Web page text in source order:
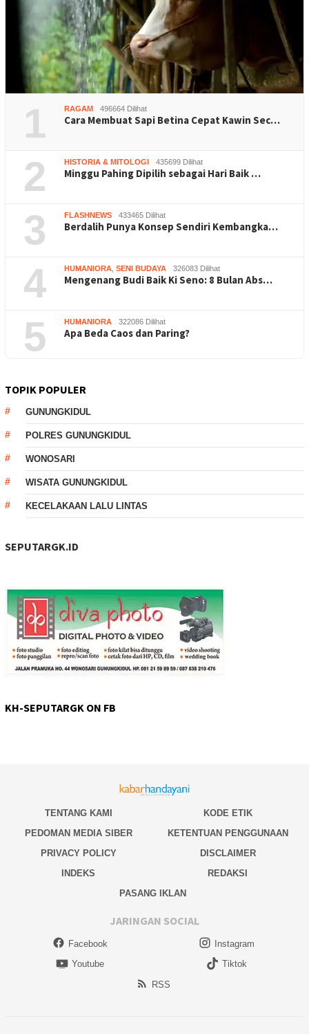
1 RAGAM 496664 Dilihat
Cara Membuat Sapi Betina Cepat Kawin Sec…
2 HISTORIA & MITOLOGI 435699 Dilihat
Minggu Pahing Dipilih sebagai Hari Baik …
3 FLASHNEWS 433465 Dilihat
Berdalih Punya Konsep Sendiri Kembangka…
4 HUMANIORA SENI BUDAYA 326083 Dilihat
Mengenang Budi Baik Ki Seno: 8 Bulan Abs…
5 HUMANIORA 322086 Dilihat
Apa Beda Caos dan Paring?
TOPIK POPULER
GUNUNGKIDUL
POLRES GUNUNGKIDUL
WONOSARI
WISATA GUNUNGKIDUL
KECELAKAAN LALU LINTAS
SEPUTARGK.ID
KH-SEPUTARGK ON FB
TENTANG KAMI
KODE ETIK
PEDOMAN MEDIA SIBER
KETENTUAN PENGGUNAAN
PRIVACY POLICY
DISCLAIMER
INDEKS
REDAKSI
PASANG IKLAN
JARINGAN SOCIAL
Facebook
Instagram
Youtube
Tiktok
RSS